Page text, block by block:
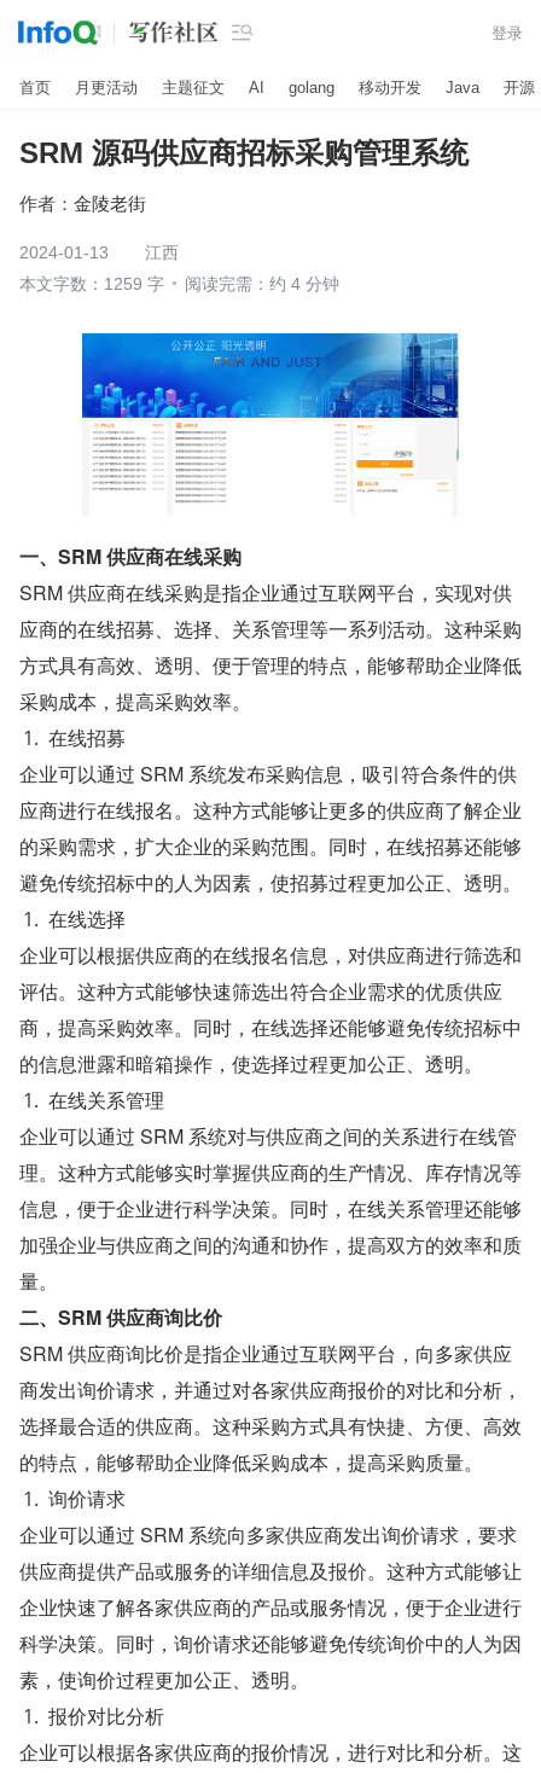
 登录
首页 月更活动 主题征文 AI golang 移动开发 Java 开源
SRM 源码供应商招标采购管理系统
作者： 金陵老街
2024-01-13
江西
本文字数：1259 字
阅读完需：约 4 分钟
一、SRM 供应商在线采购
SRM 供应商在线采购是指企业通过互联网平台，实现对供
应商的在线招募、选择、关系管理等一系列活动。这种采购
方式具有高效、透明、便于管理的特点，能够帮助企业降低
采购成本，提高采购效率。
在线招募
企业可以通过 SRM 系统发布采购信息，吸引符合条件的供
应商进行在线报名。这种方式能够让更多的供应商了解企业
的采购需求，扩大企业的采购范围。同时，在线招募还能够
避免传统招标中的人为因素，使招募过程更加公正、透明。
在线选择
企业可以根据供应商的在线报名信息，对供应商进行筛选和
评估。这种方式能够快速筛选出符合企业需求的优质供应
商，提高采购效率。同时，在线选择还能够避免传统招标中
的信息泄露和暗箱操作，使选择过程更加公正、透明。
在线关系管理
企业可以通过 SRM 系统对与供应商之间的关系进行在线管
理。这种方式能够实时掌握供应商的生产情况、库存情况等
信息，便于企业进行科学决策。同时，在线关系管理还能够
加强企业与供应商之间的沟通和协作，提高双方的效率和质
量。
二、SRM 供应商询比价
SRM 供应商询比价是指企业通过互联网平台，向多家供应
商发出询价请求，并通过对各家供应商报价的对比和分析，
选择最合适的供应商。这种采购方式具有快捷、方便、高效
的特点，能够帮助企业降低采购成本，提高采购质量。
询价请求
企业可以通过 SRM 系统向多家供应商发出询价请求，要求
供应商提供产品或服务的详细信息及报价。这种方式能够让
企业快速了解各家供应商的产品或服务情况，便于企业进行
科学决策。同时，询价请求还能够避免传统询价中的人为因
素，使询价过程更加公正、透明。
报价对比分析
企业可以根据各家供应商的报价情况，进行对比和分析。这